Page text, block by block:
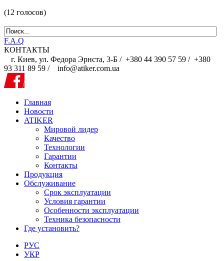
(12 голосов)
F.A.Q
КОНТАКТЫ
г. Киев, ул. Федора Эрнста, 3-Б / +380 44 390 57 59 / +380
93 311 89 59 / info@atiker.com.ua
Главная
Новости
ATIKER
Мировой лидер
Качество
Технологии
Гарантии
Контакты
Продукция
Обслуживание
Срок эксплуатации
Условия гарантии
Особенности эксплуатации
Техника безопасности
Где установить?
РУС
УКР